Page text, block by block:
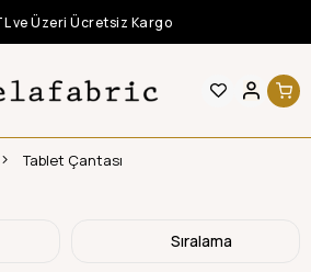
ve Üzeri Ücretsiz Kargo
Tablet Çantası
Sıralama